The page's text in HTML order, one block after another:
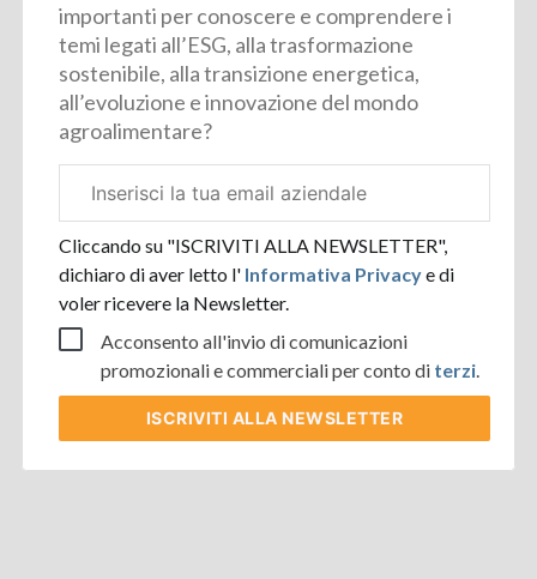
importanti per conoscere e comprendere i
temi legati all’ESG, alla trasformazione
sostenibile, alla transizione energetica,
all’evoluzione e innovazione del mondo
agroalimentare?
aziendale
Cliccando su "ISCRIVITI ALLA NEWSLETTER",
dichiaro di aver letto l' Informativa Privacye di
voler ricevere la Newsletter.
Acconsento all'invio di comunicazioni
promozionali e commerciali per conto di terzi.
ISCRIVITI ALLA NEWSLETTER